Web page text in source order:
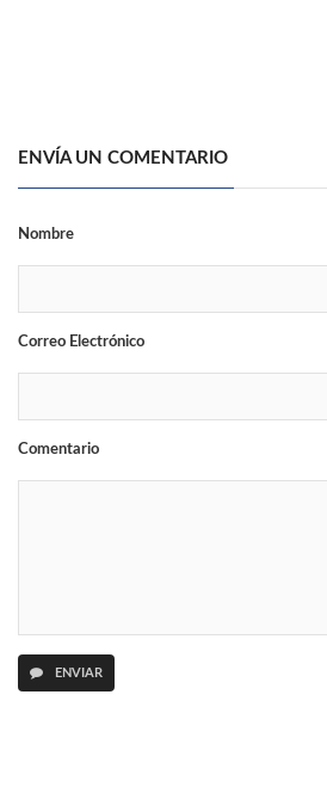
ENVÍA UN COMENTARIO
Nombre
Correo Electrónico
Comentario
ENVIAR